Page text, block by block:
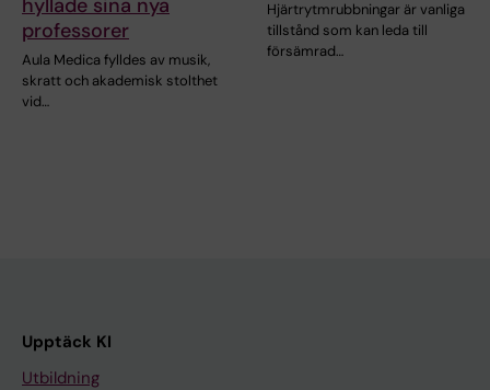
professorer
Aula Medica fylldes av musik,
skratt och akademisk stolthet
vid…
Hjärtrytmrubbningar är vanliga
tillstånd som kan leda till
försämrad…
Upptäck KI
Utbildning